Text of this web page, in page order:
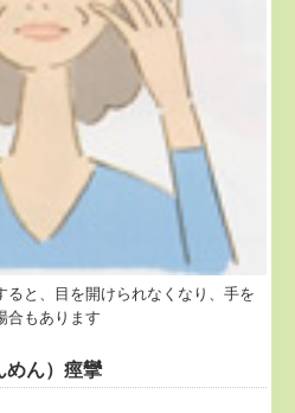
ると、目を開けられなくなり、手を
合もあります
めん）痙攣